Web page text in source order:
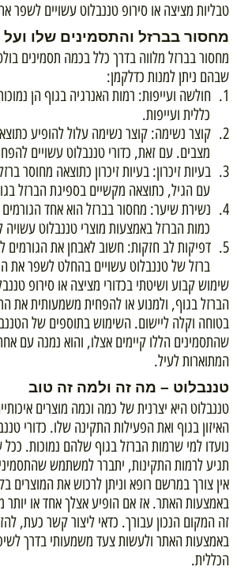
טבליות מציצה או סירופ טננבלוט עשויים לשפר
מחסור בברזל והתסמינים שלו ועל
מחסור בברזל מלווה בדרך כלל בכמה תסמינים
שבהם ניתן למנות כדלקמן:
1.
חולשה ועייפות: רמות האנרגיה בגוף הן
כללית ועייפות.
2.
קוצר נשימה: קוצר נשימה עלול להופיע
מצבים. עם זאת, כדורי טננבלוט עשויים
3.
בעיות זיכרון: בעיות זיכרון כתוצאה מחוסר
עם הגיל, כתוצאה מקשיים בספיגת הברזל
4.
נשירת שיער: מחסור בברזל הוא אחד
כמות הברזל באמצעות מוצרי טננבלוט
5.
דפיקות לב חזקות: חשוב לאבחן את הגורמים
ברזל של טננבלוט עשויים בהחלט לשפר את
שימוש קבוע ושיטתי בכדורי מציצה או סירופ
הברזל בגוף, ולמנוע או להפחית משמעותית את
בטוחה וקלה ליישום. השימוש בתוספים של
שהתסמינים הללו קיימים אצלו, והוא נמנה עם
המתוארות לעיל.
טננבלוט – מה זה ולמה זה טוב
טננבלוט היא יצרנית של כמה וכמה מוצרים
האיזון בגוף ואת הפעילות התקינה שלו. כדורי
נועדו למי שרמות הברזל בגוף שלהם נמוכות.
תגיע לרמות התקינות, יתברר למשתמש
אין צורך במרשם רופא וניתן לרכוש את המוצרים
באמצעות האתר. אז אם הופיע אצלך אחד או יותר
זה המקום הנכון עבורך. כדאי ליצור קשר כעת,
באמצעות האתר ולעשות צעד משמעותי בדרך
הכללית.